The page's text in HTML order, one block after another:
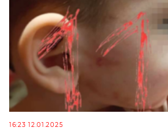
16:23 12.01.2025